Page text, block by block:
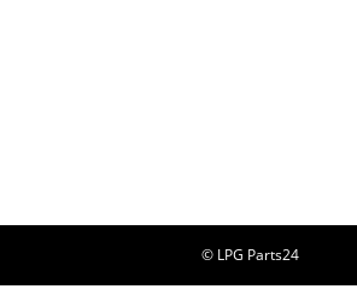
© LPG Parts24